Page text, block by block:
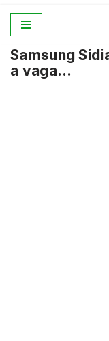
para
o
Samsung
a vaga…